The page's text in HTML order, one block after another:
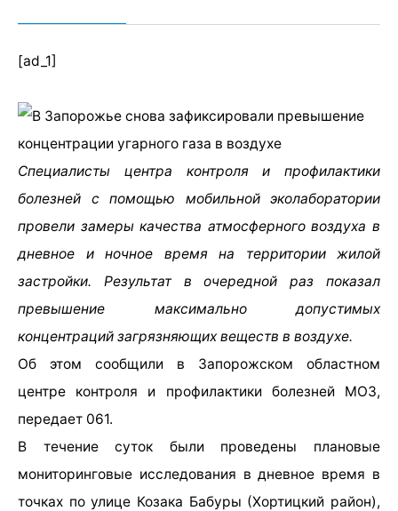
[ad_1]
Специалисты центра контроля и профилактики
болезней с помощью мобильной эколаборатории
провели замеры качества атмосферного воздуха в
дневное и ночное время на территории жилой
застройки. Результат в очередной раз показал
превышение максимально допустимых
концентраций загрязняющих веществ в воздухе.
Об этом сообщили в Запорожском областном
центре контроля и профилактики болезней МОЗ,
передает 061.
В течение суток были проведены плановые
мониторинговые исследования в дневное время в
точках по улице Козака Бабуры (Хортицкий район),